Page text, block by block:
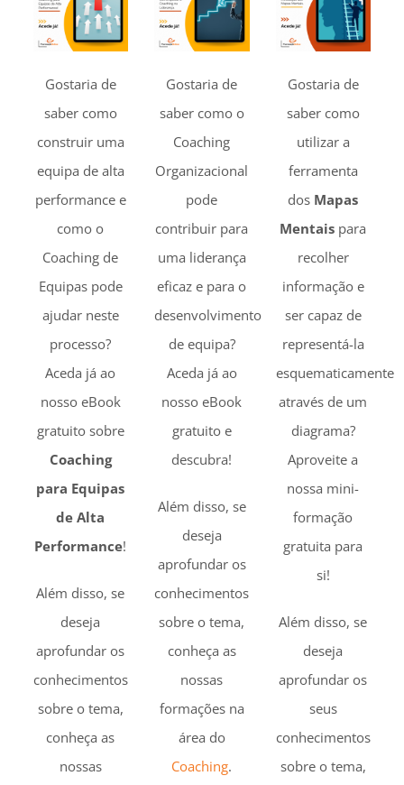
Gostaria de
saber como
construir uma
equipa de alta
performance e
como o
Coaching de
Equipas pode
ajudar neste
processo?
Aceda já ao
nosso eBook
gratuito sobre
Coaching
para Equipas
de Alta
Performance!
Além disso, se
deseja
aprofundar os
conhecimentos
sobre o tema,
conheça as
nossas
Gostaria de
saber como o
Coaching
Organizacional
pode
contribuir para
uma liderança
eficaz e para o
desenvolvimento
de equipa?
Aceda já ao
nosso eBook
gratuito e
descubra!
Além disso, se
deseja
aprofundar os
conhecimentos
sobre o tema,
conheça as
nossas
formações na
área do
Coaching.
Gostaria de
saber como
utilizar a
ferramenta
dos Mapas
Mentais para
recolher
informação e
ser capaz de
representá-la
esquematicamente
através de um
diagrama?
Aproveite a
nossa mini-
formação
gratuita para
si!
Além disso, se
deseja
aprofundar os
seus
conhecimentos
sobre o tema,